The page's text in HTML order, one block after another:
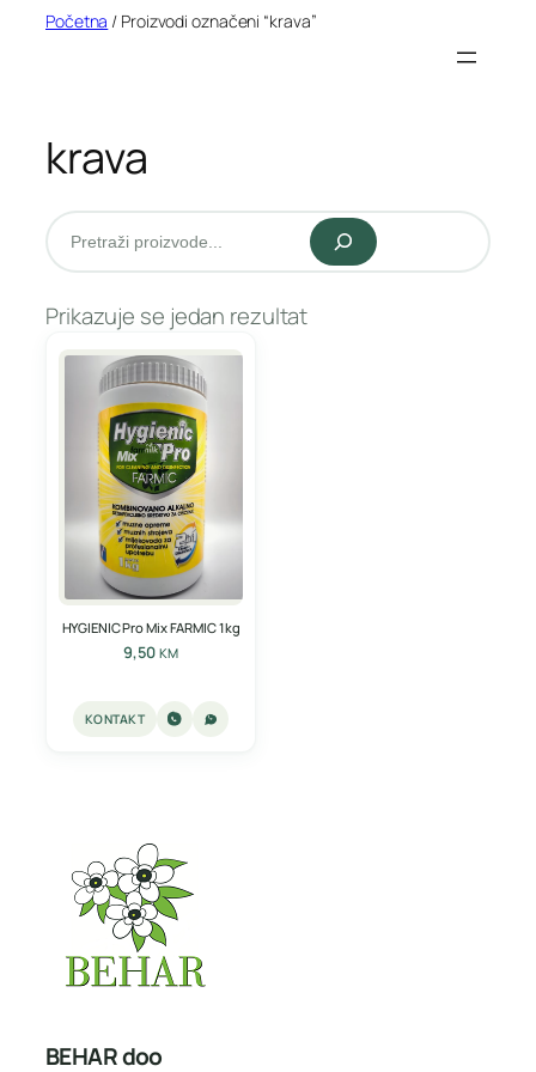
Početna / Proizvodi označeni “krava”
krava
Pretraži
Prikazuje se jedan rezultat
HYGIENIC Pro Mix FARMIC 1kg
9,50 KM
KONTAKT
BEHAR doo